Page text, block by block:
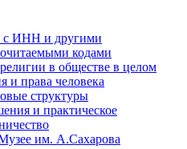
с ИНН и другими
кодами
в обществе в целом
и права человека
структуры
и практическое
им. А.Сахарова